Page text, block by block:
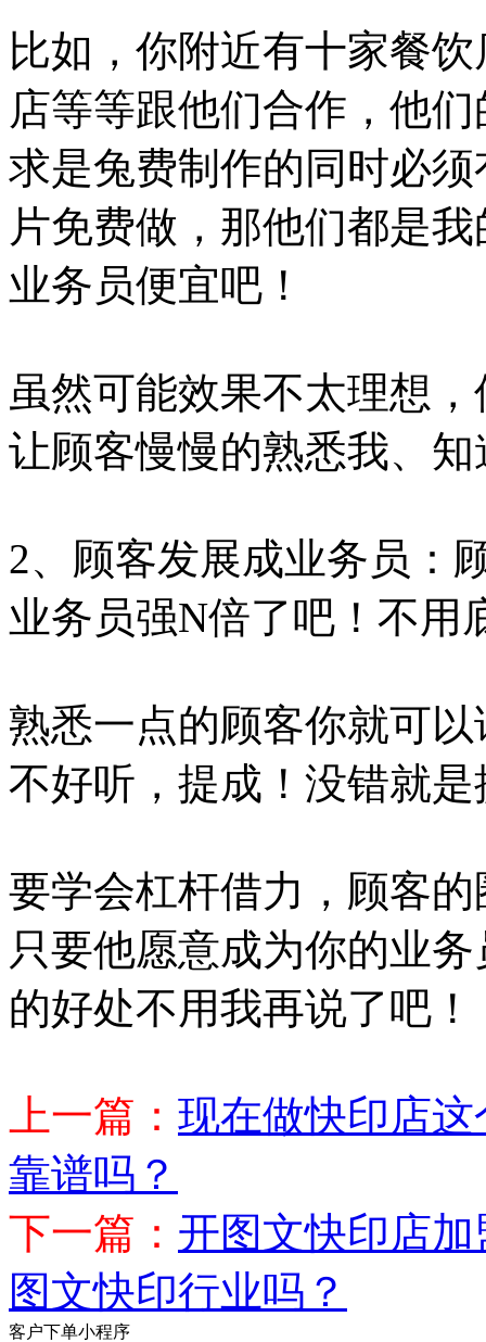
比如，你附近有十家餐
店等等跟他们合作，他
求是兔费制作的同时必
片免费做，那他们都是
业务员便宜吧！
虽然可能效果不太理想
让顾客慢慢的熟悉我、知
2、顾客发展成业务员：
业务员强N倍了吧！不用
熟悉一点的顾客你就可
不好听，提成！没错就是
要学会杠杆借力，顾客
只要他愿意成为你的业
的好处不用我再说了吧！
上一篇： 现在做快印店
靠谱吗？
下一篇： 开图文快印店
图文快印行业吗？
客户下单小程序